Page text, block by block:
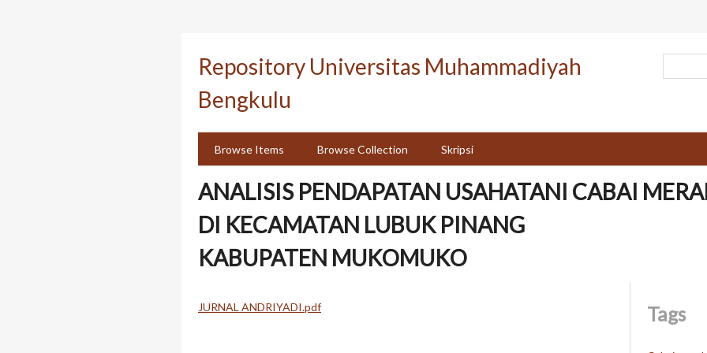
Repository Universitas Muhammadiyah
Bengkulu
Browse Items Browse Collection Skripsi
ANALISIS PENDAPATAN USAHATANI CABAI
DI KECAMATAN LUBUK PINANG
KABUPATEN MUKOMUKO
JURNAL ANDRIYADI.pdf Tags